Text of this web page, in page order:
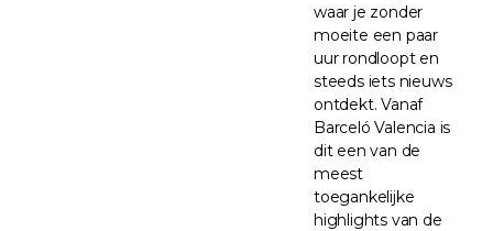
waar je zonder
moeite een paar
uur rondloopt en
steeds iets nieuws
ontdekt. Vanaf
Barceló Valencia is
dit een van de
meest
toegankelijke
highlights van de